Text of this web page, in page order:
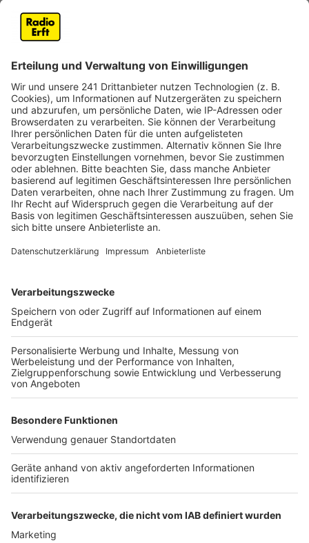
Verhandlung in Köln zu Vorfällen in
Vor dem Kölner Landgericht hat am Montag (13.04.)
der Prozess gegen einen offenbar psychisch kranken
Mann begonnen. Die Staatsanwaltschaft wirft ihm 19
Vorfälle aus dem Mai vor.
Innerhalb von drei Wochen soll der Mann in Bergheim
(Pflaster-)Steine auf Schaufenster und Autos
geworfen haben. Außerdem soll er Menschen auf der
Straße ins Gesicht geschlagen, andere bedroht und
Weil der Mann nach bisherigen Angaben psychisch
krank sein soll, steht auch die Unterbringung in einem
psychiatrischen Krankenhaus im Raum.
Anzeige
Anzeige
Tödliche Messerattacke in Pulheim
Mehr Blitzer während der Speedweek
Tipps gegen Online-Banking-Betrug
Anzeige